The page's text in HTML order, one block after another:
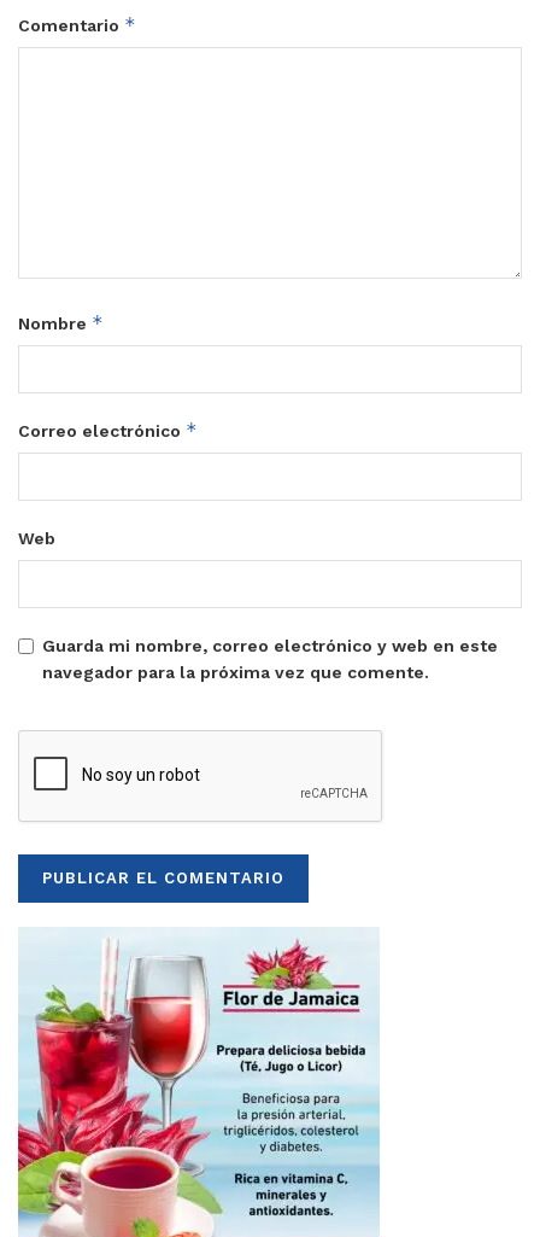
Comentario *
Nombre *
Correo electrónico *
Web
Guarda mi nombre, correo electrónico y web en este
navegador para la próxima vez que comente.